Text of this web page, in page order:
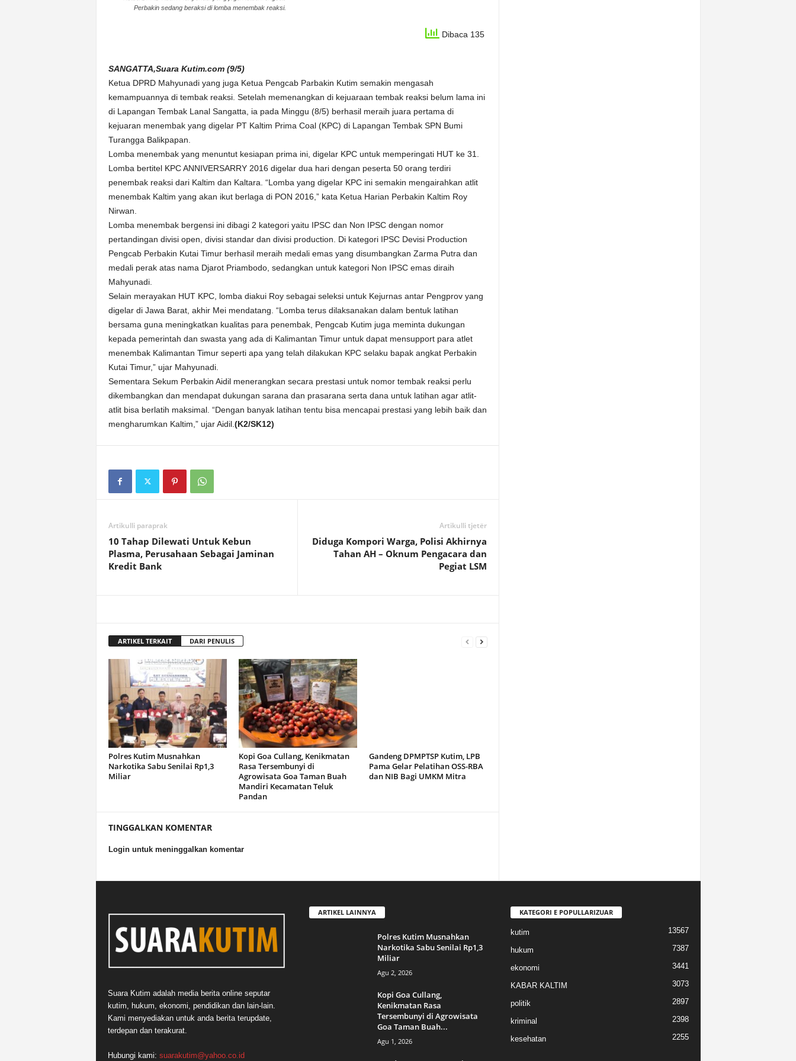
Perbakin sedang beraksi di lomba menembak reaksi.
Dibaca 135
SANGATTA,Suara Kutim.com (9/5)
Ketua DPRD Mahyunadi yang juga Ketua Pengcab Parbakin Kutim semakin mengasah
kemampuannya di tembak reaksi. Setelah memenangkan di kejuaraan tembak reaksi belum lama ini
di Lapangan Tembak Lanal Sangatta, ia pada Minggu (8/5) berhasil meraih juara pertama di
kejuaran menembak yang digelar PT Kaltim Prima Coal (KPC) di Lapangan Tembak SPN Bumi
Turangga Balikpapan.
Lomba menembak yang menuntut kesiapan prima ini, digelar KPC untuk memperingati HUT ke 31.
Lomba bertitel KPC ANNIVERSARRY 2016 digelar dua hari dengan peserta 50 orang terdiri
penembak reaksi dari Kaltim dan Kaltara. “Lomba yang digelar KPC ini semakin mengairahkan atlit
menembak Kaltim yang akan ikut berlaga di PON 2016,” kata Ketua Harian Perbakin Kaltim Roy
Nirwan.
Lomba menembak bergensi ini dibagi 2 kategori yaitu IPSC dan Non IPSC dengan nomor
pertandingan divisi open, divisi standar dan divisi production. Di kategori IPSC Devisi Production
Pengcab Perbakin Kutai Timur berhasil meraih medali emas yang disumbangkan Zarma Putra dan
medali perak atas nama Djarot Priambodo, sedangkan untuk kategori Non IPSC emas diraih
Mahyunadi.
Selain merayakan HUT KPC, lomba diakui Roy sebagai seleksi untuk Kejurnas antar Pengprov yang
digelar di Jawa Barat, akhir Mei mendatang. “Lomba terus dilaksanakan dalam bentuk latihan
bersama guna meningkatkan kualitas para penembak, Pengcab Kutim juga meminta dukungan
kepada pemerintah dan swasta yang ada di Kalimantan Timur untuk dapat mensupport para atlet
menembak Kalimantan Timur seperti apa yang telah dilakukan KPC selaku bapak angkat Perbakin
Kutai Timur,” ujar Mahyunadi.
Sementara Sekum Perbakin Aidil menerangkan secara prestasi untuk nomor tembak reaksi perlu
dikembangkan dan mendapat dukungan sarana dan prasarana serta dana untuk latihan agar atlit-
atlit bisa berlatih maksimal. “Dengan banyak latihan tentu bisa mencapai prestasi yang lebih baik dan
mengharumkan Kaltim,” ujar Aidil. (K2/SK12)
Artikulli paraprak
10 Tahap Dilewati Untuk Kebun
Plasma, Perusahaan Sebagai Jaminan
Kredit Bank
Artikulli tjetër
Diduga Kompori Warga, Polisi Akhirnya
Tahan AH – Oknum Pengacara dan
Pegiat LSM
ARTIKEL TERKAIT DARI PENULIS
Polres Kutim Musnahkan
Narkotika Sabu Senilai Rp1,3
Miliar
Kopi Goa Cullang, Kenikmatan
Rasa Tersembunyi di
Agrowisata Goa Taman Buah
Mandiri Kecamatan Teluk
Pandan
Gandeng DPMPTSP Kutim, LPB
Pama Gelar Pelatihan OSS-RBA
dan NIB Bagi UMKM Mitra
TINGGALKAN KOMENTAR
Login untuk meninggalkan komentar
Suara Kutim adalah media berita online seputar
kutim, hukum, ekonomi, pendidikan dan lain-lain.
Kami menyediakan untuk anda berita terupdate,
terdepan dan terakurat.
Hubungi kami: suarakutim@yahoo.co.id
ARTIKEL LAINNYA
Polres Kutim Musnahkan
Narkotika Sabu Senilai Rp1,3
Miliar
Agu 2, 2026
Kopi Goa Cullang,
Kenikmatan Rasa
Tersembunyi di Agrowisata
Goa Taman Buah...
Agu 1, 2026
KATEGORI E POPULLARIZUAR
kutim 13567
hukum 7387
ekonomi 3441
KABAR KALTIM 3073
politik 2897
kriminal 2398
kesehatan 2255